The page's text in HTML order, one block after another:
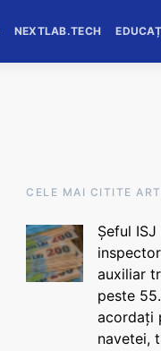
NEXTLAB.TECH
CELE MAI CITITE
Șeful
auxiliar
peste
acordați
navetei,